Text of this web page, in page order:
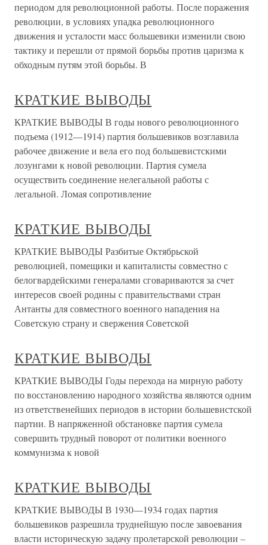
периодом для революционной работы. После поражения
революции, в условиях упадка революционного
движения и усталости масс большевики изменили свою
тактику и перешли от прямой борьбы против царизма к
обходным путям этой борьбы. В
КРАТКИЕ ВЫВОДЫ
КРАТКИЕ ВЫВОДЫ В годы нового революционного
подъема (1912—1914) партия большевиков возглавила
рабочее движение и вела его под большевистскими
лозунгами к новой революции. Партия сумела
осуществить соединение нелегальной работы с
легальной. Ломая сопротивление
КРАТКИЕ ВЫВОДЫ
КРАТКИЕ ВЫВОДЫ Разбитые Октябрьской
революцией, помещики и капиталисты совместно с
белогвардейскими генералами сговариваются за счет
интересов своей родины с правительствами стран
Антанты для совместного военного нападения на
Советскую страну и свержения Советской
КРАТКИЕ ВЫВОДЫ
КРАТКИЕ ВЫВОДЫ Годы перехода на мирную работу
по восстановлению народного хозяйства являются одним
из ответственейших периодов в истории большевистской
партии. В напряженной обстановке партия сумела
совершить трудный поворот от политики военного
коммунизма к новой
КРАТКИЕ ВЫВОДЫ
КРАТКИЕ ВЫВОДЫ В 1930—1934 годах партия
большевиков разрешила труднейшую после завоевания
власти историческую задачу пролетарской революции –